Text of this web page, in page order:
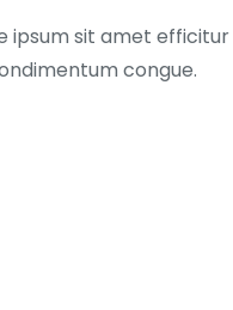
sit amet
congue.